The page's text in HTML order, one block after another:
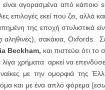
αγορασμένα από κάποιο
επιλογές εκεί που ζει, αλλά
της εποχή στυλιστικά
αληθινές), σακάκια, Οxfords.
Beckham, και πιστεύει ότι
χρήματα αρκεί να
με την ομορφιά της
και με ένα απλό φόρεμα